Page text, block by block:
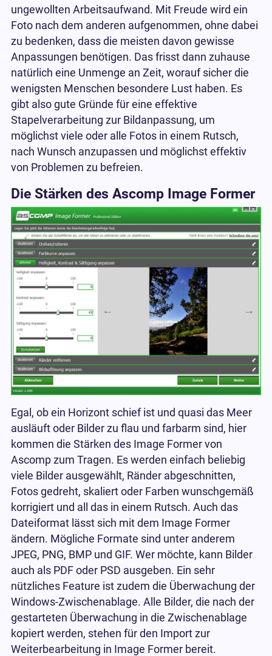
ungewollten Arbeitsaufwand. Mit Freude wird ein
Foto nach dem anderen aufgenommen, ohne dabei
zu bedenken, dass die meisten davon gewisse
Anpassungen benötigen. Das frisst dann zuhause
natürlich eine Unmenge an Zeit, worauf sicher die
wenigsten Menschen besondere Lust haben. Es
gibt also gute Gründe für eine effektive
Stapelverarbeitung zur Bildanpassung, um
möglichst viele oder alle Fotos in einem Rutsch,
nach Wunsch anzupassen und möglichst effektiv
von Problemen zu befreien.
Die Stärken des Ascomp Image Former
Egal, ob ein Horizont schief ist und quasi das Meer
ausläuft oder Bilder zu flau und farbarm sind, hier
kommen die Stärken des Image Former von
Ascomp zum Tragen. Es werden einfach beliebig
viele Bilder ausgewählt, Ränder abgeschnitten,
Fotos gedreht, skaliert oder Farben wunschgemäß
korrigiert und all das in einem Rutsch. Auch das
Dateiformat lässt sich mit dem Image Former
ändern. Mögliche Formate sind unter anderem
JPEG, PNG, BMP und GIF. Wer möchte, kann Bilder
auch als PDF oder PSD ausgeben. Ein sehr
nützliches Feature ist zudem die Überwachung der
Windows-Zwischenablage. Alle Bilder, die nach der
gestarteten Überwachung in die Zwischenablage
kopiert werden, stehen für den Import zur
Weiterbearbeitung in Image Former bereit.